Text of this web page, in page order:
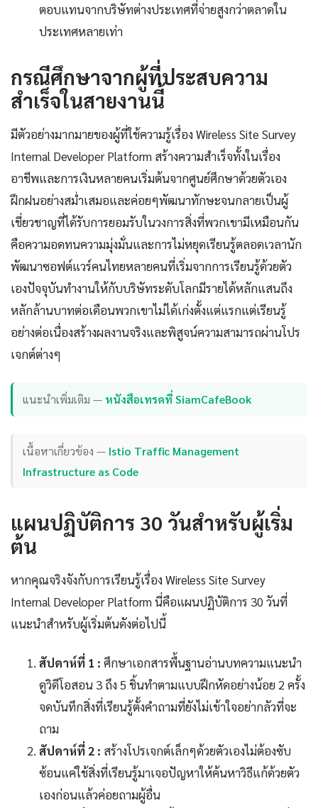
ตอบแทนจากบริษัทต่างประเทศที่จ่ายสูงกว่าตลาดใน
ประเทศหลายเท่า
กรณีศึกษาจากผู้ที่ประสบความ
สำเร็จในสายงานนี้
มีตัวอย่างมากมายของผู้ที่ใช้ความรู้เรื่อง Wireless Site Survey
Internal Developer Platform สร้างความสำเร็จทั้งในเรื่อง
อาชีพและการเงินหลายคนเริ่มต้นจากศูนย์ศึกษาด้วยตัวเอง
ฝึกฝนอย่างสม่ำเสมอและค่อยๆพัฒนาทักษะจนกลายเป็นผู้
เชี่ยวชาญที่ได้รับการยอมรับในวงการสิ่งที่พวกเขามีเหมือนกัน
คือความอดทนความมุ่งมั่นและการไม่หยุดเรียนรู้ตลอดเวลานัก
พัฒนาซอฟต์แวร์คนไทยหลายคนที่เริ่มจากการเรียนรู้ด้วยตัว
เองปัจจุบันทำงานให้กับบริษัทระดับโลกมีรายได้หลักแสนถึง
หลักล้านบาทต่อเดือนพวกเขาไม่ได้เก่งตั้งแต่แรกแต่เรียนรู้
อย่างต่อเนื่องสร้างผลงานจริงและพิสูจน์ความสามารถผ่านโปร
เจกต์ต่างๆ
แนะนำเพิ่มเติม — หนังสือเทรดที่ SiamCafeBook
เนื้อหาเกี่ยวข้อง — Istio Traffic Management
Infrastructure as Code
แผนปฏิบัติการ 30 วันสำหรับผู้เริ่ม
ต้น
หากคุณจริงจังกับการเรียนรู้เรื่อง Wireless Site Survey
Internal Developer Platform นี่คือแผนปฏิบัติการ 30 วันที่
แนะนำสำหรับผู้เริ่มต้นดังต่อไปนี้
สัปดาห์ที่ 1 : ศึกษาเอกสารพื้นฐานอ่านบทความแนะนำ
ดูวิดีโอสอน 3 ถึง 5 ชิ้นทำตามแบบฝึกหัดอย่างน้อย 2 ครั้ง
จดบันทึกสิ่งที่เรียนรู้ตั้งคำถามที่ยังไม่เข้าใจอย่ากลัวที่จะ
ถาม
สัปดาห์ที่ 2 : สร้างโปรเจกต์เล็กๆด้วยตัวเองไม่ต้องซับ
ซ้อนแค่ใช้สิ่งที่เรียนรู้มาเจอปัญหาให้ค้นหาวิธีแก้ด้วยตัว
เองก่อนแล้วค่อยถามผู้อื่น